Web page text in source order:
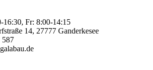
16:30, Fr: 8:00-14:15
14, 27777 Ganderkesee
587